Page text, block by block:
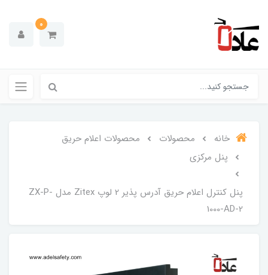
0
خانه محصولات
محصولات اعلام حریق
پنل مرکزی
پنل کنترل اعلام حریق آدرس پذیر 2 لوپ Zitex مدل ZX-P-
1000-AD-2